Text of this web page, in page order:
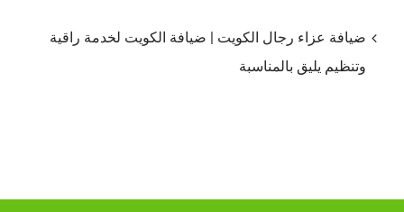
ضيافة عزاء رجال الكويت | ضيافة الكويت لخدمة راقية
وتنظيم يليق بالمناسبة